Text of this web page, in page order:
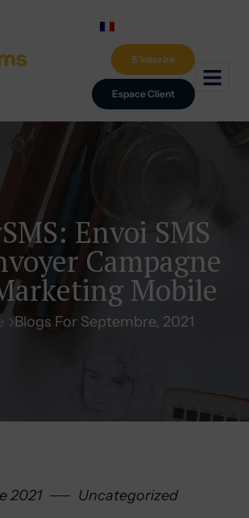
Espace Client
S'inscrire
Envoi SMS
Campagne
Mobile
Blogs For Septembre, 2021
2021 Uncategorized